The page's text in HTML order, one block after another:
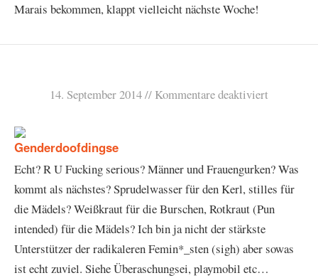
Marais bekommen, klappt vielleicht nächste Woche!
14. September 2014 Kommentare deaktiviert
Echt? R U Fucking serious? Männer und Frauengurken? Was
kommt als nächstes? Sprudelwasser für den Kerl, stilles für
die Mädels? Weißkraut für die Burschen, Rotkraut (Pun
intended) für die Mädels? Ich bin ja nicht der stärkste
Unterstützer der radikaleren Femin*_sten (sigh) aber sowas
ist echt zuviel. Siehe Überaschungsei, playmobil etc…